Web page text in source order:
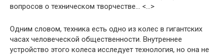
вопросов о техническом творчестве… <…>
Одним словом, техника есть одно из колес в гигантских
часах человеческой общественности. Внутреннее
устройство этого колеса исследует технология, но она не